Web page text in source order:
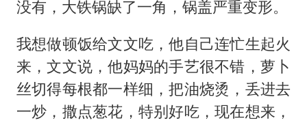
没有，大铁锅缺了一角，锅盖严重变形。
我想做顿饭给文文吃，他自己连忙生起火
来，文文说，他妈妈的手艺很不错，萝卜
丝切得每根都一样细，把油烧烫，丢进去
一炒，撒点葱花，特别好吃，现在想来，